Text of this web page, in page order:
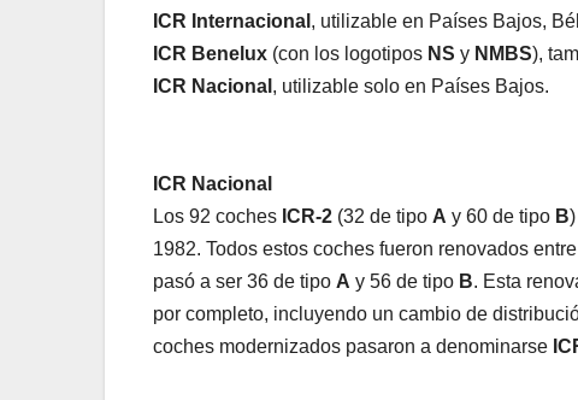
ICR Internacional , utilizable en Países Bajos,
ICR Benelux (con los logotipos NS y NMBS),
ICR Nacional , utilizable solo en Países Bajos.
ICR Nacional
Los 92 coches ICR-2 (32 de tipo A y 60 de tipo B
1982. Todos estos coches fueron renovados
pasó a ser 36 de tipo A y 56 de tipo B. Esta
por completo, incluyendo un cambio de
coches modernizados pasaron a denominarse